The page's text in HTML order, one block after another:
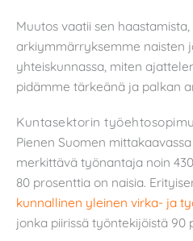
Muutos vaatii sen
arkiymmärryksemme naisten
yhteiskunnassa, miten
pidämme tärkeänä ja palkan
Kuntasektorin
Pienen Suomen
merkittävä työnantaja noin
80 prosenttia on naisia.
kunnallinen yleinen virka- ja
jonka piirissä työntekijöistä 90